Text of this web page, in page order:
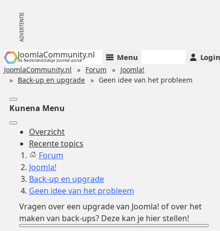
JoomlaCommunity.nl
de Nederlandstalige Joomla!-portal Menu Login
JoomlaCommunity.nl Forum
Joomla!
Back-up en upgrade
Geen idee van het probleem
Kunena Menu
Overzicht
Recente topics
Forum
Joomla!
Back-up en upgrade
Geen idee van het probleem
Vragen over een upgrade van Joomla! of over het
maken van back-ups? Deze kan je hier stellen!